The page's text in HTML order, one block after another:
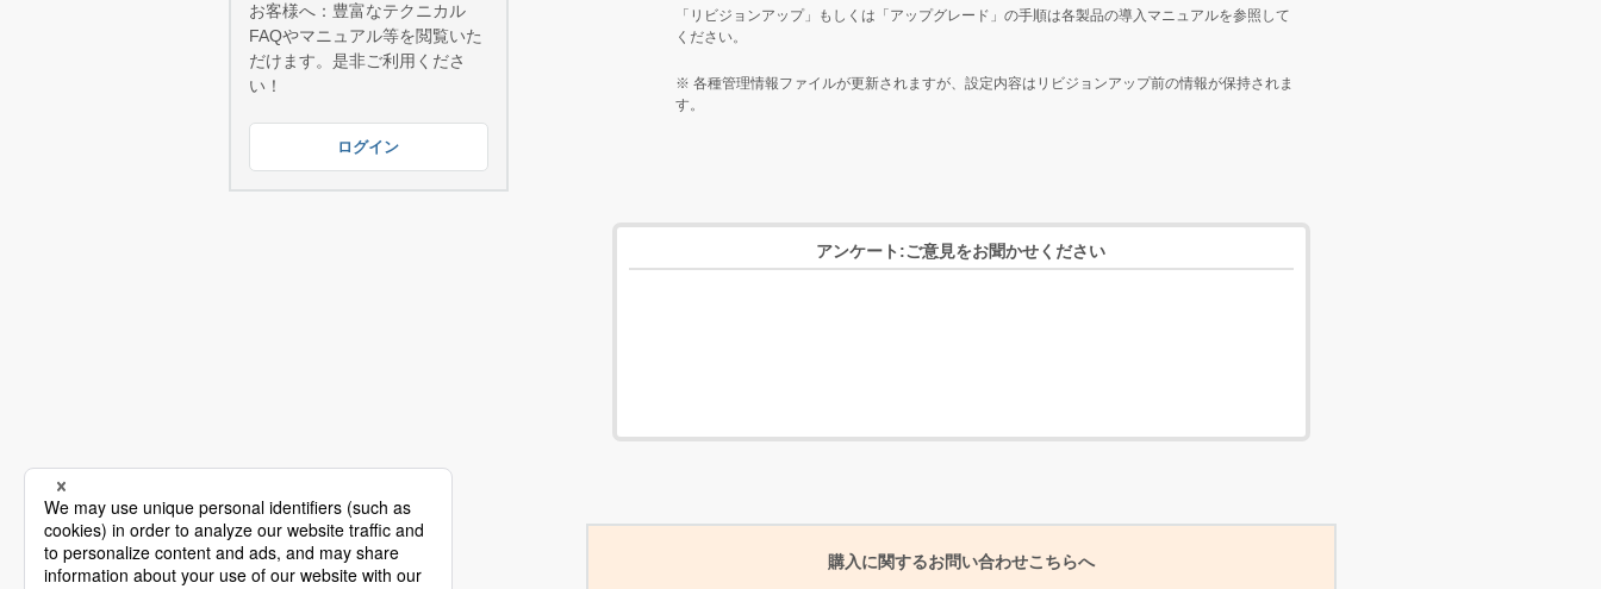
お客様へ：豊富なテクニカル
FAQやマニュアル等を閲覧いた
だけます。是非ご利用くださ
い！
ログイン
「リビジョンアップ」もしくは「アップグレード」の手順は各製品の導入マニュアルを参照して
ください。
※ 各種管理情報ファイルが更新されますが、設定内容はリビジョンアップ前の情報が保持されま
す。
アンケート:ご意見をお聞かせください
購入に関するお問い合わせこちらへ